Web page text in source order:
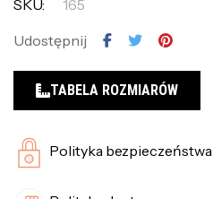
SKU:
165
Udostępnij
TABELA ROZMIARÓW
Polityka bezpieczeństwa